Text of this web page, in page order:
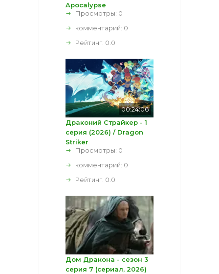
Apocalypse
Просмотры: 0
комментарий: 0
Рейтинг: 0.0
00:24:06
Драконий Страйкер - 1
серия (2026) / Dragon
Striker
Просмотры: 0
комментарий: 0
Рейтинг: 0.0
Дом Дракона - сезон 3
серия 7 (сериал, 2026)